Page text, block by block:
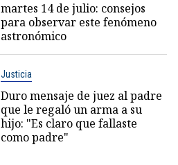
martes 14 de julio: consejos
para observar este fenómeno
astronómico
Justicia
Duro mensaje de juez al padre
que le regaló un arma a su
hijo: "Es claro que fallaste
como padre"